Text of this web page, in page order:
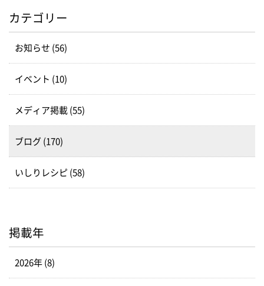
カテゴリー
お知らせ (56)
イベント (10)
メディア掲載 (55)
ブログ (170)
いしりレシピ (58)
掲載年
2026年 (8)